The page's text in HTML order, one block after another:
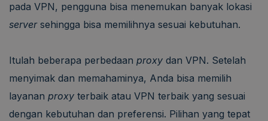
pada VPN, pengguna bisa menemukan banyak lokasi
server sehingga bisa memilihnya sesuai kebutuhan.
Itulah beberapa perbedaan proxy dan VPN. Setelah
menyimak dan memahaminya, Anda bisa memilih
layanan proxy terbaik atau VPN terbaik yang sesuai
dengan kebutuhan dan preferensi. Pilihan yang tepat